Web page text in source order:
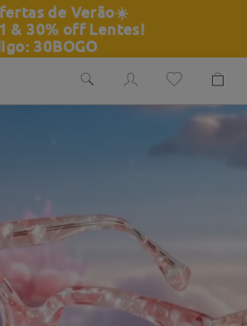
de Verão☀️
1 & 30% off Lentes!
30BOGO